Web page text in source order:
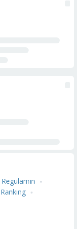
Regulamin
Ranking